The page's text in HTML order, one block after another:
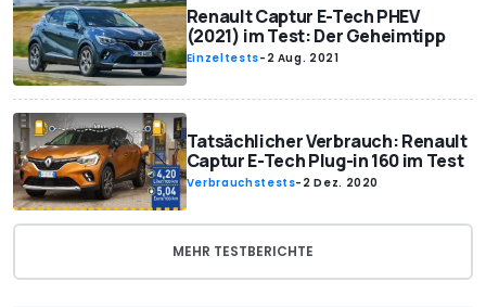
Renault Captur E-Tech PHEV
(2021) im Test: Der Geheimtipp
Einzeltests- 2 Aug. 2021
Tatsächlicher Verbrauch: Renault
Captur E-Tech Plug-in 160 im Test
Verbrauchstests- 2 Dez. 2020
MEHR TESTBERICHTE